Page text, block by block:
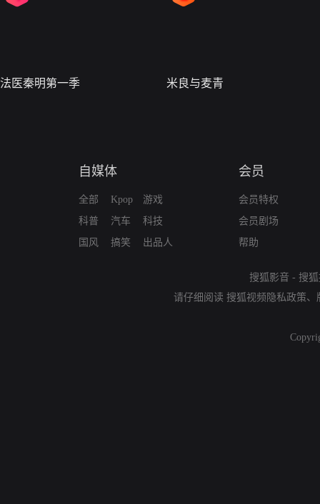
法医秦明第一季 米良与麦青
自媒体
全部
科普
国风
Kpop
汽车
搞笑
游戏
科技
出品人
会员
会员特权
会员剧场
帮助
搜狐影音 - 搜
请仔细阅读 搜狐视频隐私政策、